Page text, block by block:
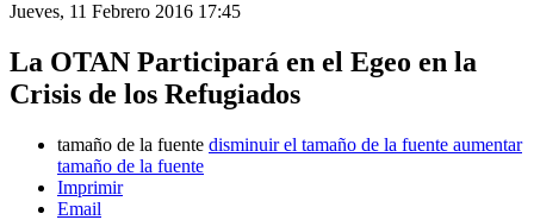
Jueves, 11 Febrero 2016 17:45
La OTAN Participará en el Egeo en la
Crisis de los Refugiados
tamaño de la fuente disminuir el tamaño de la fuente aumentar
tamaño de la fuente
Imprimir
Email